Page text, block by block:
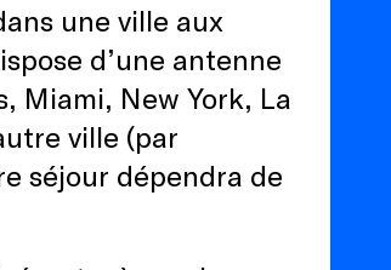
une ville aux
d’une antenne
Miami, New York, La
ville (par
séjour dépendra de